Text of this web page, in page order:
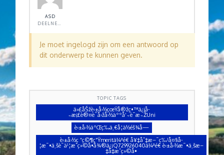
ASD
Je moet ingelogd zijn om een antwoord op
dit onderwerp te kunnen geven.
TOPIC TAGS
ä»£åŠžè‹±å›½çœŸå®žç•™ä¿¡å­
˜æ¡£è®¤è¯å›žå›½äººå‘˜è¯æ˜ŽUni
è‹±å›½äºŒç­‰ä¸€å­¦ä½éš¾å—
è‹±å›½ç ”ç©¶ç”Ÿmeritä¼ªé€ å¥‡åˆ‡æ–¯ç‰¹å¤§å­
¦æ¯•ä¸šè¯ä¹¦æˆç»©å•å¾®ä¿¡Q729926040ä¼ªé€ è‹±å›½æ¯•ä¸šæ–
‡å‡­æˆç»©å•